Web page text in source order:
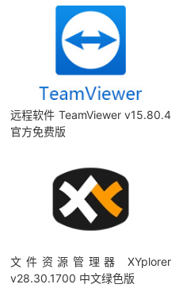
远程软件 TeamViewer v15.80.4
官方免费版
文件资源管理器 XYplorer
v28.30.1700 中文绿色版